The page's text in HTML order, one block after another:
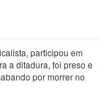
participou em
a ditadura, foi preso e
por morrer no